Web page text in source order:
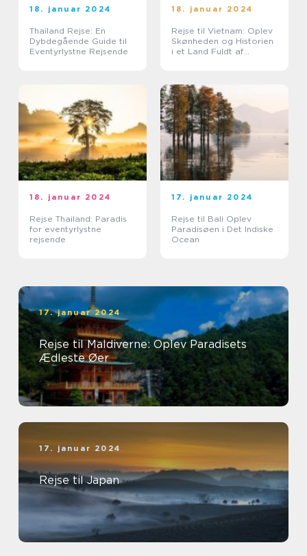
18. januar 2024
Thailand Rejse: En
Dybdegående Guide til
Eventyrlystne Rejsende
18. januar 2024
Rejse til Vietnam: Oplev
Skønheden og Historien
i et Land Fuldt af
18. januar 2024
Rejse Thailand: Paradis
for eventyrlystne
rejsende
17. januar 2024
Rejse til Bali Oplev
Paradisøen i Det Indiske
Ocean
17. januar 2024
Rejse til Maldiverne: Oplev Paradisets
Ædleste Øer
17. januar 2024
Rejse til Japan